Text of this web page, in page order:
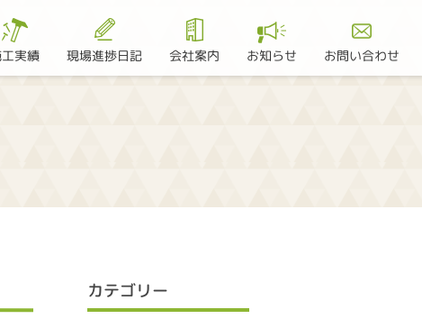
実績 現場進捗日記 会社案内 お知らせ お問い合わせ
カテゴリー